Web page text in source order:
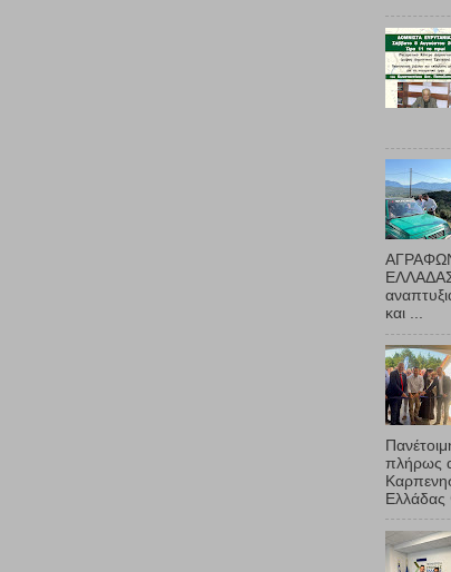
και ...
πλήρως
Ελλάδας